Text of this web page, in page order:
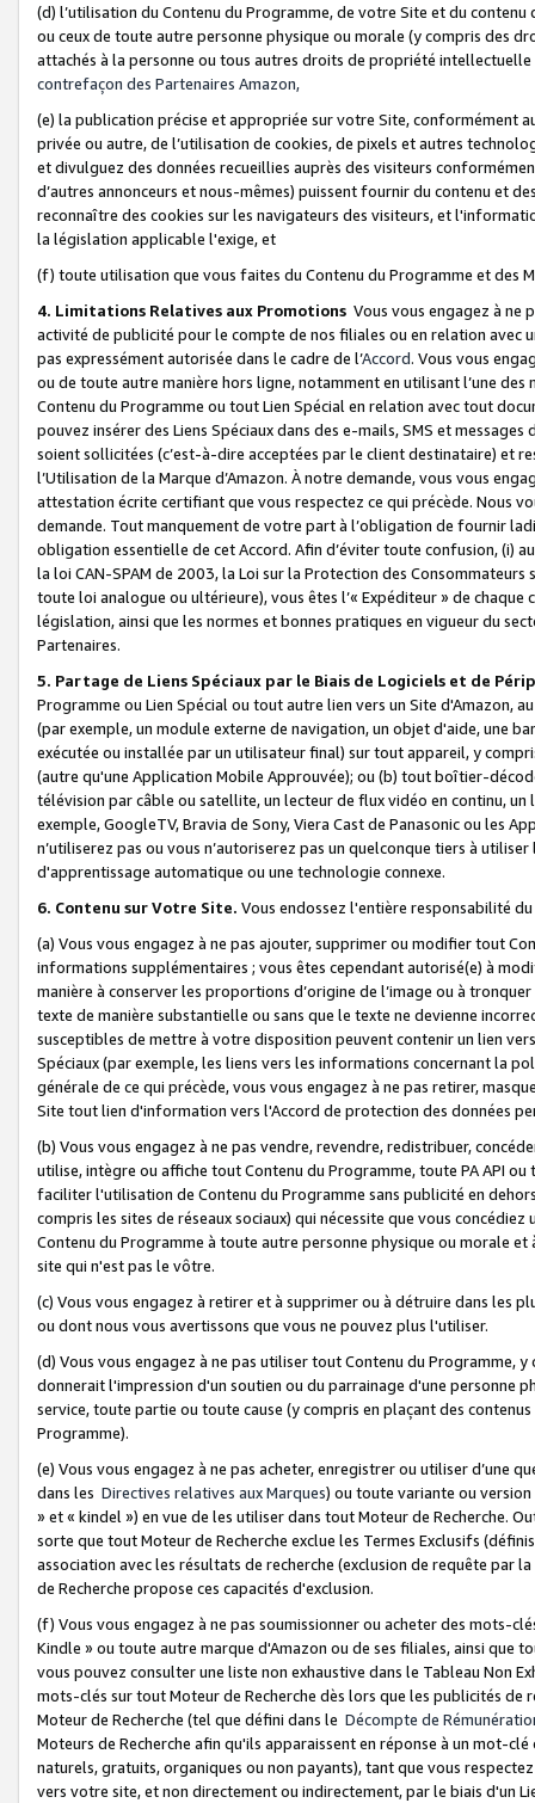
(d) l’utilisation du Contenu du Programme, de votre Site et du
ou ceux de toute autre personne physique ou morale (y compris des
attachés à la personne ou tous autres droits de propriété
contrefaçon des Partenaires Amazon,
(e) la publication précise et appropriée sur votre Site, conformément
privée ou autre, de l’utilisation de cookies, de pixels et autres
et divulguez des données recueillies auprès des visiteurs
d’autres annonceurs et nous-mêmes) puissent fournir du contenu et
reconnaître des cookies sur les navigateurs des visiteurs, et
la législation applicable l'exige, et
(f) toute utilisation que vous faites du Contenu du Programme et des
4. Limitations Relatives aux Promotions Vous vous engagez à ne
activité de publicité pour le compte de nos filiales ou en relation avec
pas expressément autorisée dans le cadre de l’Accord. Vous vous
ou de toute autre manière hors ligne, notamment en utilisant l’une
Contenu du Programme ou tout Lien Spécial en relation avec tout
pouvez insérer des Liens Spéciaux dans des e-mails, SMS et
soient sollicitées (c’est-à-dire acceptées par le client destinataire) et
l’Utilisation de la Marque d’Amazon. À notre demande, vous vous
attestation écrite certifiant que vous respectez ce qui précède. Nous
demande. Tout manquement de votre part à l’obligation de fournir
obligation essentielle de cet Accord. Afin d’éviter toute confusion, (i)
la loi CAN-SPAM de 2003, la Loi sur la Protection des
toute loi analogue ou ultérieure), vous êtes l’« Expéditeur » de
législation, ainsi que les normes et bonnes pratiques en vigueur du
Partenaires.
5. Partage de Liens Spéciaux par le Biais de Logiciels et de
Programme ou Lien Spécial ou tout autre lien vers un Site d'Amazon,
(par exemple, un module externe de navigation, un objet d'aide, une
exécutée ou installée par un utilisateur final) sur tout appareil, y
(autre qu'une Application Mobile Approuvée); ou (b) tout boîtier-
télévision par câble ou satellite, un lecteur de flux vidéo en continu,
exemple, GoogleTV, Bravia de Sony, Viera Cast de Panasonic ou les
n’utiliserez pas ou vous n’autoriserez pas un quelconque tiers à
d'apprentissage automatique ou une technologie connexe.
6. Contenu sur Votre Site. Vous endossez l'entière responsabilité
(a) Vous vous engagez à ne pas ajouter, supprimer ou modifier tout
informations supplémentaires ; vous êtes cependant autorisé(e) à
manière à conserver les proportions d’origine de l’image ou à
texte de manière substantielle ou sans que le texte ne devienne
susceptibles de mettre à votre disposition peuvent contenir un lien
Spéciaux (par exemple, les liens vers les informations concernant la
générale de ce qui précède, vous vous engagez à ne pas retirer,
Site tout lien d'information vers l'Accord de protection des données
(b) Vous vous engagez à ne pas vendre, revendre, redistribuer,
utilise, intègre ou affiche tout Contenu du Programme, toute PA API
faciliter l'utilisation de Contenu du Programme sans publicité en
compris les sites de réseaux sociaux) qui nécessite que vous
Contenu du Programme à toute autre personne physique ou morale
site qui n'est pas le vôtre.
(c) Vous vous engagez à retirer et à supprimer ou à détruire dans les
ou dont nous vous avertissons que vous ne pouvez plus l'utiliser.
(d) Vous vous engagez à ne pas utiliser tout Contenu du Programme,
donnerait l'impression d'un soutien ou du parrainage d'une personne
service, toute partie ou toute cause (y compris en plaçant des
Programme).
(e) Vous vous engagez à ne pas acheter, enregistrer ou utiliser d’une
dans les Directives relatives aux Marques) ou toute variante ou
» et « kindel ») en vue de les utiliser dans tout Moteur de Recherche.
sorte que tout Moteur de Recherche exclue les Termes Exclusifs
association avec les résultats de recherche (exclusion de requête
de Recherche propose ces capacités d'exclusion.
(f) Vous vous engagez à ne pas soumissionner ou acheter des mots-
Kindle » ou toute autre marque d'Amazon ou de ses filiales, ainsi que
vous pouvez consulter une liste non exhaustive dans le Tableau Non
mots-clés sur tout Moteur de Recherche dès lors que les publicités de
Moteur de Recherche (tel que défini dans le Décompte de
Moteurs de Recherche afin qu'ils apparaissent en réponse à un mot-
naturels, gratuits, organiques ou non payants), tant que vous
vers votre site, et non directement ou indirectement, par le biais d'un